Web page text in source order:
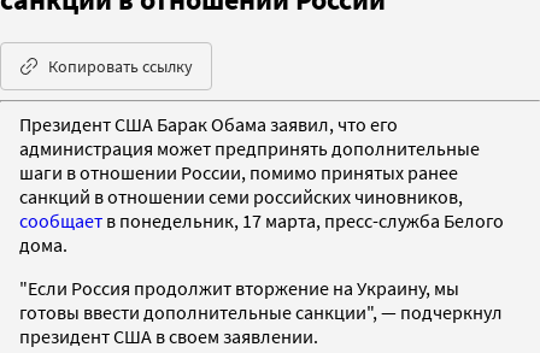
Копировать ссылку
Президент США Барак Обама заявил, что его
администрация может предпринять дополнительные
шаги в отношении России, помимо принятых ранее
санкций в отношении семи российских чиновников,
сообщает в понедельник, 17 марта, пресс-служба Белого
дома.
"Если Россия продолжит вторжение на Украину, мы
готовы ввести дополнительные санкции", — подчеркнул
президент США в своем заявлении.